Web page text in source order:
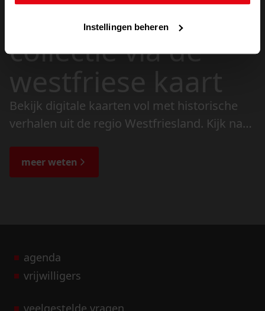
Instellingen beheren
doorzoek de
collectie via de
westfriese kaart
Bekijk digitale kaarten vol met historische
verhalen uit de regio Westfriesland. Kijk naar
de bijzondere verhalen.
meer weten
agenda
vrijwilligers